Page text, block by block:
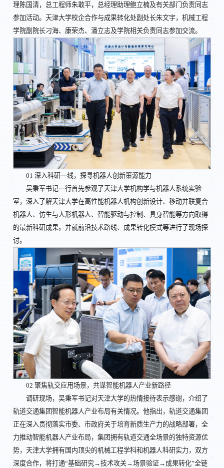
理陈国清，总工程师朱敢平，总经理助理鲍立楠及有关部门负责同志
参加活动。天津大学校企合作与成果转化处副处长朱文宇，机械工程
学院副院长刁海、康荣杰、潘立志及学院相关负责同志参加交流。
01 深入科研一线，探寻机器人创新策源能力
吴秉军书记一行首先参观了天津大学机构学与机器人系统实验
室，深入了解天津大学在高性能机器人机构创新设计、移动并联复合
机器人、仿生与人形机器人、智能驱动与控制、具身智能等方向取得
的最新科研成果。并就前沿技术路线、成果转化模式等进行了现场探
讨。
02 聚焦轨交应用场景，共谋智能机器人产业新路径
调研现场，吴秉军书记对天津大学的热情接待表示感谢，介绍了
轨道交通集团智能机器人产业布局有关情况。他指出，轨道交通集团
正在深入贯彻落实市委、市政府关于培育新质生产力的战略部署，全
力推动智能机器人产业布局，集团拥有轨道交通全场景的独特资源优
势，天津大学拥有国内顶尖的机械工程学科和机器人科研实力，双方
深度合作，将打通“基础研究→技术攻关→场景验证→成果转化”全链